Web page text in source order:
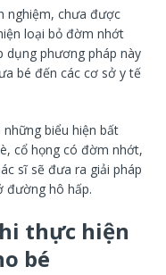
nghiệm, chưa được
loại bỏ đờm nhớt
dụng phương pháp này
bé đến các cơ sở y tế
biểu hiện bất
cổ họng có đờm nhớt,
sĩ sẽ đưa ra giải pháp
đường hô hấp.
thực hiện
bé